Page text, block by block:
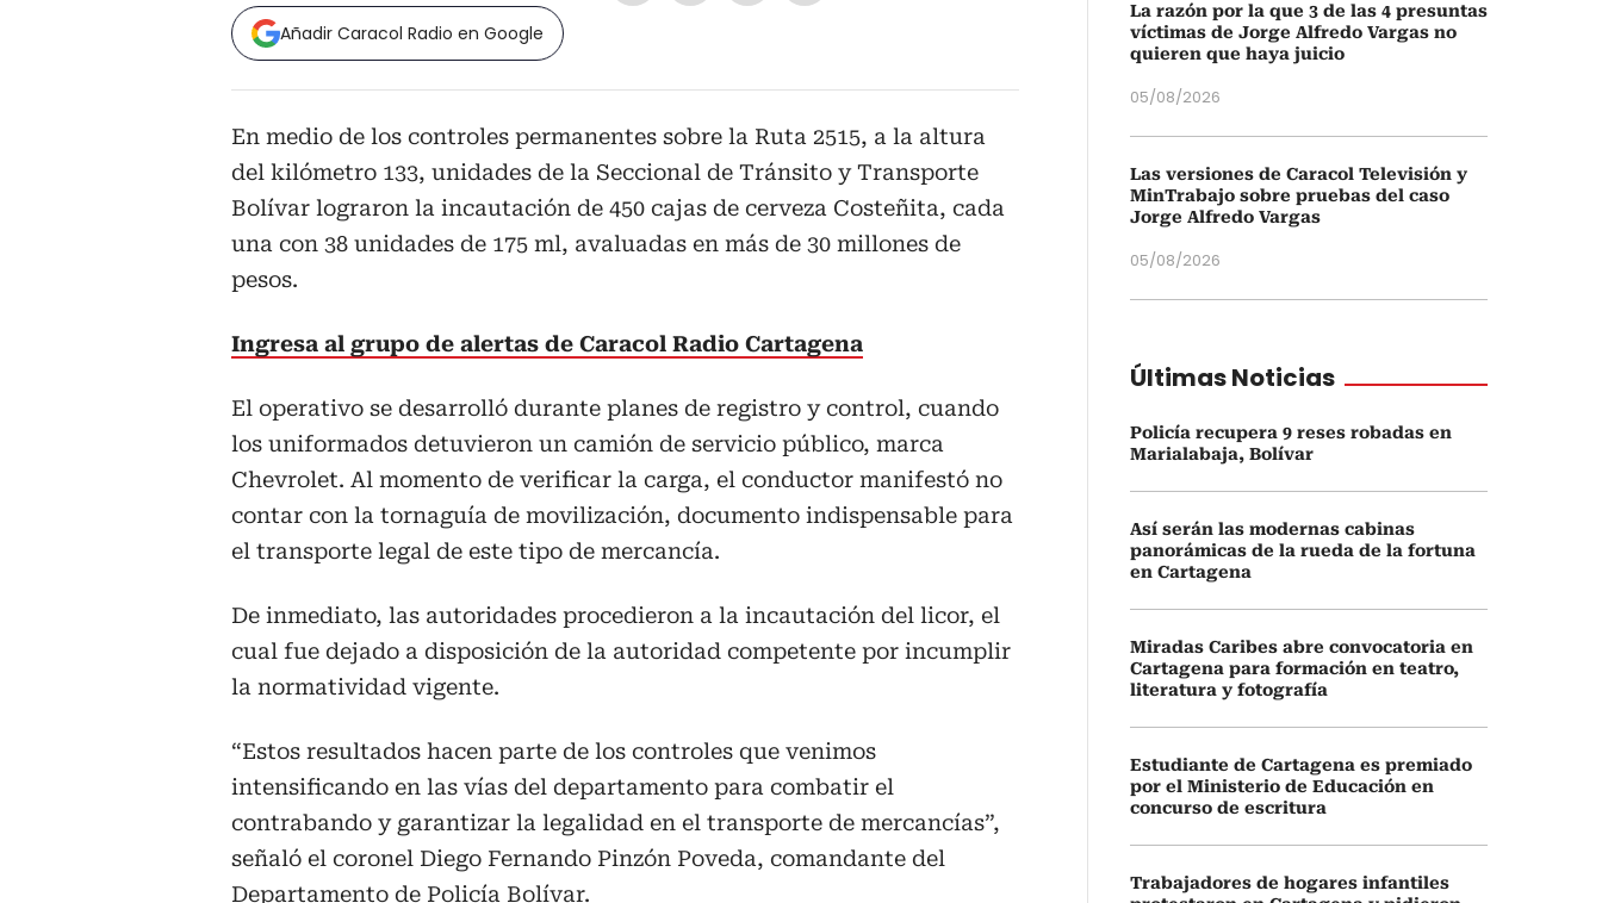
Añadir Caracol Radio en Google
En medio de los controles permanentes sobre la Ruta 2515, a la altura
del kilómetro 133, unidades de la Seccional de Tránsito y Transporte
Bolívar lograron la incautación de 450 cajas de cerveza Costeñita, cada
una con 38 unidades de 175 ml, avaluadas en más de 30 millones de
pesos.
Ingresa al grupo de alertas de Caracol Radio Cartagena
El operativo se desarrolló durante planes de registro y control, cuando
los uniformados detuvieron un camión de servicio público, marca
Chevrolet. Al momento de verificar la carga, el conductor manifestó no
contar con la tornaguía de movilización, documento indispensable para
el transporte legal de este tipo de mercancía.
De inmediato, las autoridades procedieron a la incautación del licor, el
cual fue dejado a disposición de la autoridad competente por incumplir
la normatividad vigente.
“Estos resultados hacen parte de los controles que venimos
intensificando en las vías del departamento para combatir el
contrabando y garantizar la legalidad en el transporte de mercancías”,
señaló el coronel Diego Fernando Pinzón Poveda, comandante del
Departamento de Policía Bolívar.
La razón por la que 3 de las 4 presuntas
víctimas de Jorge Alfredo Vargas no
quieren que haya juicio
05/08/2026
Las versiones de Caracol Televisión y
MinTrabajo sobre pruebas del caso
Jorge Alfredo Vargas
05/08/2026
Últimas Noticias
Policía recupera 9 reses robadas en
Marialabaja, Bolívar
Así serán las modernas cabinas
panorámicas de la rueda de la fortuna
en Cartagena
Miradas Caribes abre convocatoria en
Cartagena para formación en teatro,
literatura y fotografía
Estudiante de Cartagena es premiado
por el Ministerio de Educación en
concurso de escritura
Trabajadores de hogares infantiles